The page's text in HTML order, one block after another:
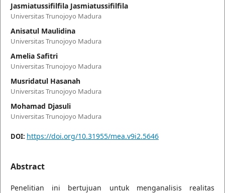
Jasmiatussifilfila Jasmiatussifilfila
Universitas Trunojoyo Madura
Anisatul Maulidina
Universitas Trunojoyo Madura
Amelia Safitri
Universitas Trunojoyo Madura
Musridatul Hasanah
Universitas Trunojoyo Madura
Mohamad Djasuli
Universitas Trunojoyo Madura
DOI: https://doi.org/10.31955/mea.v9i2.5646
Abstract
Penelitian ini bertujuan untuk menganalisis realitas